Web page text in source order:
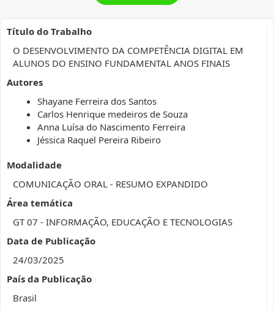
Título do Trabalho
O DESENVOLVIMENTO DA COMPETÊNCIA DIGITAL EM
ALUNOS DO ENSINO FUNDAMENTAL ANOS FINAIS
Autores
Shayane Ferreira dos Santos
Carlos Henrique medeiros de Souza
Anna Luísa do Nascimento Ferreira
Jéssica Raquel Pereira Ribeiro
Modalidade
COMUNICAÇÃO ORAL - RESUMO EXPANDIDO
Área temática
GT 07 - INFORMAÇÃO, EDUCAÇÃO E TECNOLOGIAS
Data de Publicação
24/03/2025
País da Publicação
Brasil